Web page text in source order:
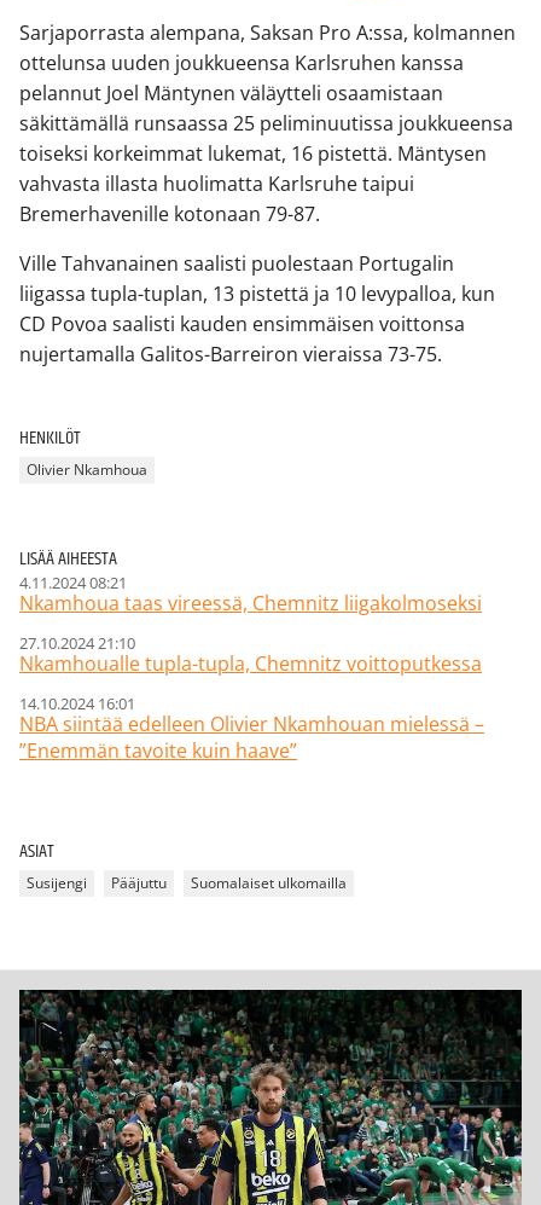
Sarjaporrasta alempana, Saksan Pro A:ssa, kolmannen
ottelunsa uuden joukkueensa Karlsruhen kanssa
pelannut Joel Mäntynen väläytteli osaamistaan
säkittämällä runsaassa 25 peliminuutissa joukkueensa
toiseksi korkeimmat lukemat, 16 pistettä. Mäntysen
vahvasta illasta huolimatta Karlsruhe taipui
Bremerhavenille kotonaan 79-87.
Ville Tahvanainen saalisti puolestaan Portugalin
liigassa tupla-tuplan, 13 pistettä ja 10 levypalloa, kun
CD Povoa saalisti kauden ensimmäisen voittonsa
nujertamalla Galitos-Barreiron vieraissa 73-75.
HENKILÖT
Olivier Nkamhoua
LISÄÄ AIHEESTA
4.11.2024 08:21
Nkamhoua taas vireessä, Chemnitz liigakolmoseksi
27.10.2024 21:10
Nkamhoualle tupla-tupla, Chemnitz voittoputkessa
14.10.2024 16:01
NBA siintää edelleen Olivier Nkamhouan mielessä –
”Enemmän tavoite kuin haave”
ASIAT
Susijengi Pääjuttu Suomalaiset ulkomailla